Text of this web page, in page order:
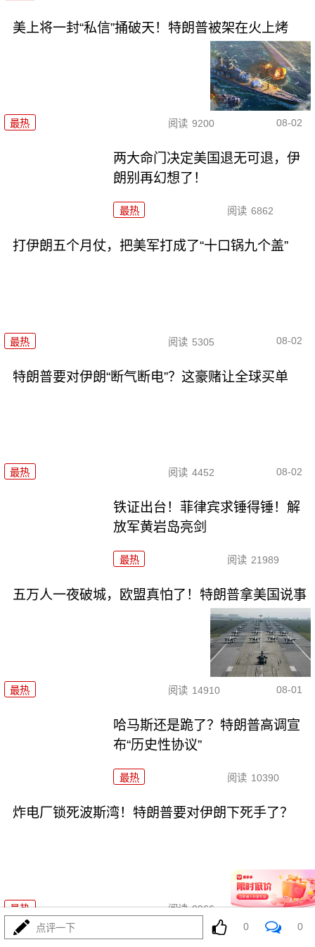
美上将一封“私信”捅破天！特朗普被架在火上烤
最热 阅读 9200 08-02
两大命门决定美国退无可退，伊
朗别再幻想了！
最热 阅读 6862
打伊朗五个月仗，把美军打成了“十口锅九个盖”
最热 阅读 5305 08-02
特朗普要对伊朗“断气断电”？这豪赌让全球买单
最热 阅读 4452 08-02
铁证出台！菲律宾求锤得锤！解
放军黄岩岛亮剑
最热 阅读 21989
五万人一夜破城，欧盟真怕了！特朗普拿美国说事
最热 阅读 14910 08-01
哈马斯还是跪了？特朗普高调宣
布“历史性协议”
最热 阅读 10390
炸电厂锁死波斯湾！特朗普要对伊朗下死手了？
最热 阅读 8966 08-01
6万移民一夜涌入西班牙，摩洛哥葫芦卖什么药？
点评一下 0 0